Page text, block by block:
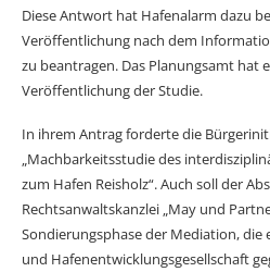
Diese Antwort hat Hafenalarm dazu
Veröffentlichung nach dem
zu beantragen. Das Planungsamt hat
Veröffentlichung der Studie.
In ihrem Antrag forderte die
„Machbarkeitsstudie des
zum Hafen Reisholz“. Auch soll der
Rechtsanwaltskanzlei „May und
Sondierungsphase der Mediation, die
und Hafenentwicklungsgesellschaft